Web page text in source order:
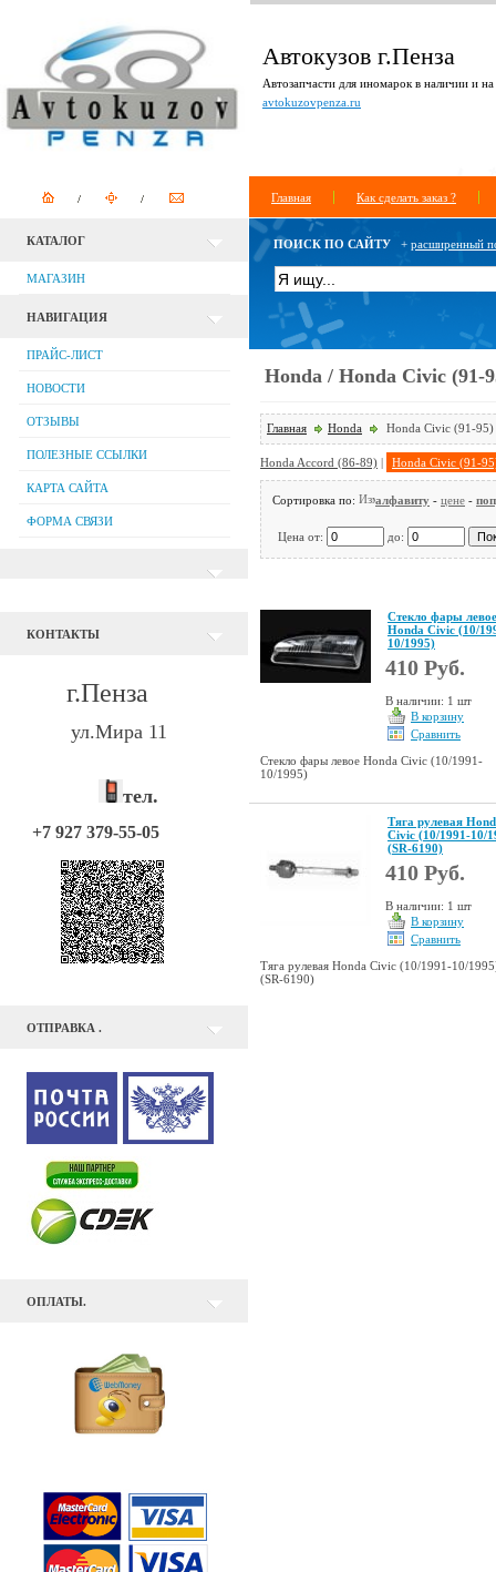
Автокузов г.Пенза
Автозапчасти для иномарок в наличии и на
avtokuzovpenza.ru
Главная Как сделать заказ ?
КАТАЛОГ
МАГАЗИН
НАВИГАЦИЯ
ПРАЙС-ЛИСТ
НОВОСТИ
ОТЗЫВЫ
ПОЛЕЗНЫЕ ССЫЛКИ
КАРТА САЙТА
ФОРМА СВЯЗИ
КОНТАКТЫ
г.Пенза
ул.Мира 11
тел.
+7 927 379-55-05
ОТПРАВКА .
ОПЛАТЫ.
ПОИСК ПО САЙТУ + расширенный
Honda / Honda Civic (91-
Главная Honda Honda Civic (91-95)
Honda Accord (86-89) | Honda Civic (91-
Сортировка по: алфавиту - цене -
Цена от: до:
Стекло фары левое
Honda Civic (10/
10/1995)
410 Руб.
В наличии: 1 шт
В корзину
Сравнить
Стекло фары левое Honda Civic (10/1991-
10/1995)
Тяга рулевая
Civic (10/1991-10/
(SR-6190)
410 Руб.
В наличии: 1 шт
В корзину
Сравнить
Тяга рулевая Honda Civic (10/1991-10/
(SR-6190)